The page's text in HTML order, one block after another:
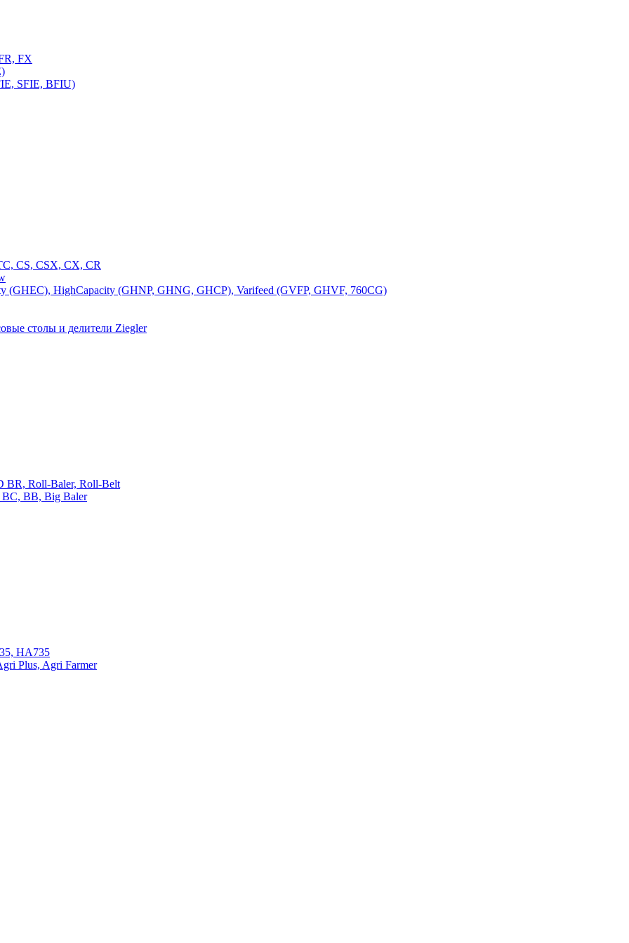
FX
SFIE, BFIU)
CS, CSX, CX, CR
HighCapacity (GHNP, GHNG, GHCP), Varifeed (GVFP, GHVF, 760CG)
столы и делители Ziegler
BR, Roll-Baler, Roll-Belt
BB, Big Baler
HA735
Plus, Agri Farmer